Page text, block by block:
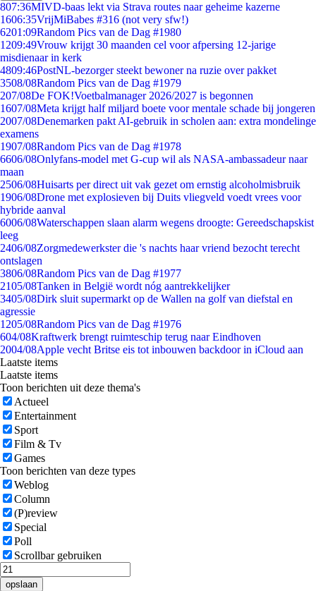
807:36MIVD-baas lekt via Strava routes naar geheime kazerne
1606:35VrijMiBabes #316 (not very sfw!)
6201:09Random Pics van de Dag #1980
1209:49Vrouw krijgt 30 maanden cel voor afpersing 12-jarige
misdienaar in kerk
4809:46PostNL-bezorger steekt bewoner na ruzie over pakket
3508/08Random Pics van de Dag #1979
207/08De FOK!Voetbalmanager 2026/2027 is begonnen
1607/08Meta krijgt half miljard boete voor mentale schade bij jongeren
2007/08Denemarken pakt AI-gebruik in scholen aan: extra mondelinge
examens
1907/08Random Pics van de Dag #1978
6606/08Onlyfans-model met G-cup wil als NASA-ambassadeur naar
maan
2506/08Huisarts per direct uit vak gezet om ernstig alcoholmisbruik
1906/08Drone met explosieven bij Duits vliegveld voedt vrees voor
hybride aanval
6006/08Waterschappen slaan alarm wegens droogte: Gereedschapskist
leeg
2406/08Zorgmedewerkster die 's nachts haar vriend bezocht terecht
ontslagen
3806/08Random Pics van de Dag #1977
2105/08Tanken in België wordt nóg aantrekkelijker
3405/08Dirk sluit supermarkt op de Wallen na golf van diefstal en
agressie
1205/08Random Pics van de Dag #1976
604/08Kraftwerk brengt ruimteschip terug naar Eindhoven
2004/08Apple vecht Britse eis tot inbouwen backdoor in iCloud aan
Laatste items
Laatste items
Toon berichten uit deze thema's
Actueel
Entertainment
Sport
Film & Tv
Games
Toon berichten van deze types
Weblog
Column
(P)review
Special
Poll
Scrollbar gebruiken
opslaan